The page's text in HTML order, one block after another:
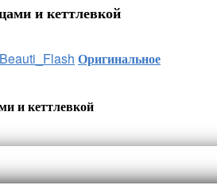
и кеттлевкой
Beauti_Flash Оригинальное
и кеттлевкой